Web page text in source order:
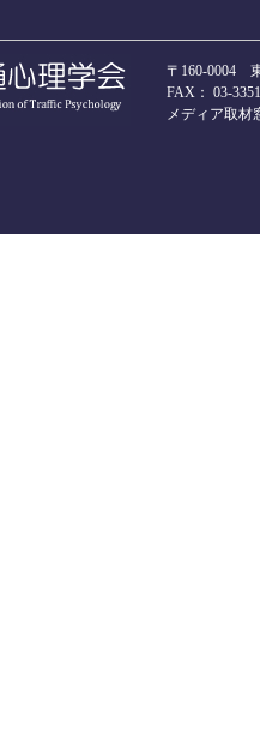
〒160-0004
FAX： 03-
メディア取材